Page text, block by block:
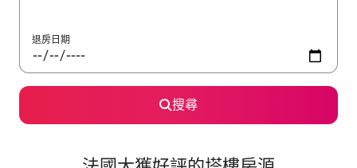
退房日期
搜尋